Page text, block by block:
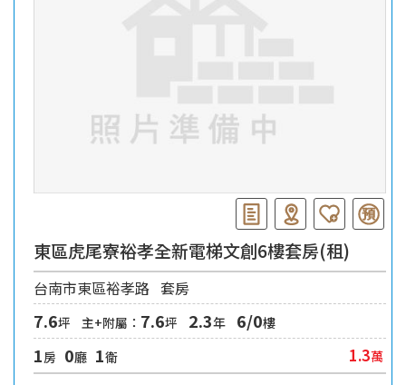
東區虎尾寮裕孝全新電梯文創6樓套房(租)
台南市東區裕孝路 套房
7.6坪 主+附屬： 7.6坪 2.3年 6/0樓
1房 0廳 1衛 1.3萬